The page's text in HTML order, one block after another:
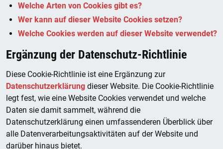
Welche Arten von Cookies gibt es?
Wer kann auf dieser Website Cookies setzen?
Welche Cookies werden auf dieser Website verwendet?
Ergänzung der Datenschutz-Richtlinie
Diese Cookie-Richtlinie ist eine Ergänzung zur
Datenschutzerklärung dieser Website. Die Cookie-Richtlinie
legt fest, wie eine Website Cookies verwendet und welche
Daten sie damit sammelt, während die
Datenschutzerklärung einen umfassenderen Überblick über
alle Datenverarbeitungsaktivitäten auf der Website und
darüber hinaus bietet.